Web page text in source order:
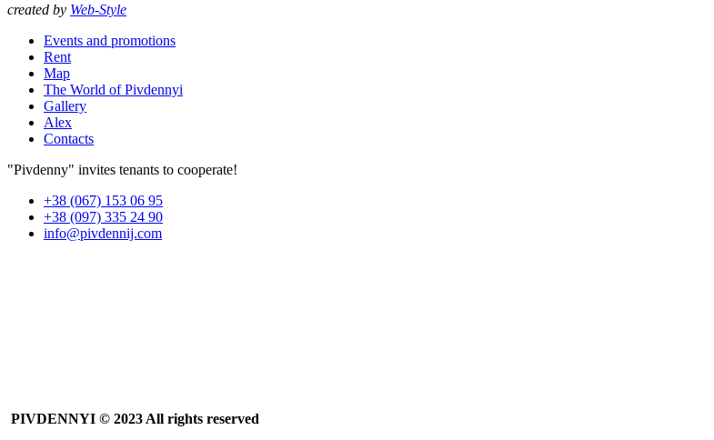
created by Web-Style
Events and promotions
Rent
Map
The World of Pivdennyi
Gallery
Alex
Contacts
"Pivdenny" invites tenants to cooperate!
+38 (067) 153 06 95
+38 (097) 335 24 90
info@pivdennij.com
PIVDENNYI © 2023 All rights reserved